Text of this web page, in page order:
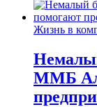
Жизнь в
ММБ